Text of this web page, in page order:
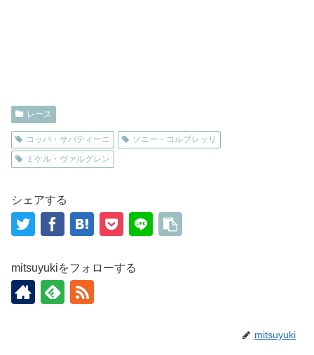
レース
コッパ・サバティーニ
ソニー・コルブレッリ
ミケル・ヴァルグレン
シェアする
mitsuyukiをフォローする
mitsuyuki